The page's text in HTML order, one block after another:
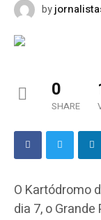
by
0
SHARE
O Kartódromo
dia 7, o